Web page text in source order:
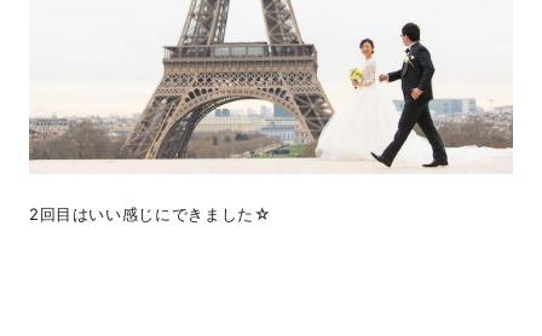
2回目はいい感じにできました☆